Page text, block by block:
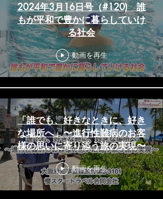
2024年3月16日号（#120) 誰
もが平和で豊かに暮らしていけ
る社会
動画を再生
「誰でも、好きなときに、好き
な場所へ」〜進行性難病のお客
様の思いに寄り添う旅の実現〜
動画を再生